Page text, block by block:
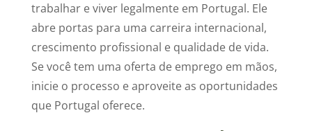
trabalhar e viver legalmente em Portugal. Ele
abre portas para uma carreira internacional,
crescimento profissional e qualidade de vida.
Se você tem uma oferta de emprego em mãos,
inicie o processo e aproveite as oportunidades
que Portugal oferece.